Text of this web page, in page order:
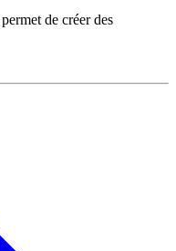
de créer des